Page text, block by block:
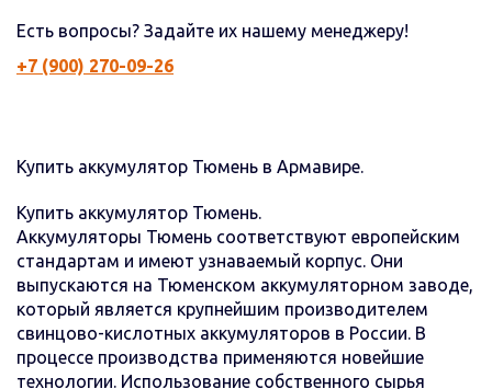
Есть вопросы? Задайте их нашему менеджеру!
+7 (900) 270-09-26
Купить аккумулятор Тюмень в Армавире.
Купить аккумулятор Тюмень.
Аккумуляторы Тюмень соответствуют европейским
стандартам и имеют узнаваемый корпус. Они
выпускаются на Тюменском аккумуляторном заводе,
который является крупнейшим производителем
свинцово-кислотных аккумуляторов в России. В
процессе производства применяются новейшие
технологии. Использование собственного сырья